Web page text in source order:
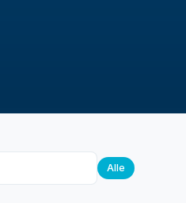
Alle